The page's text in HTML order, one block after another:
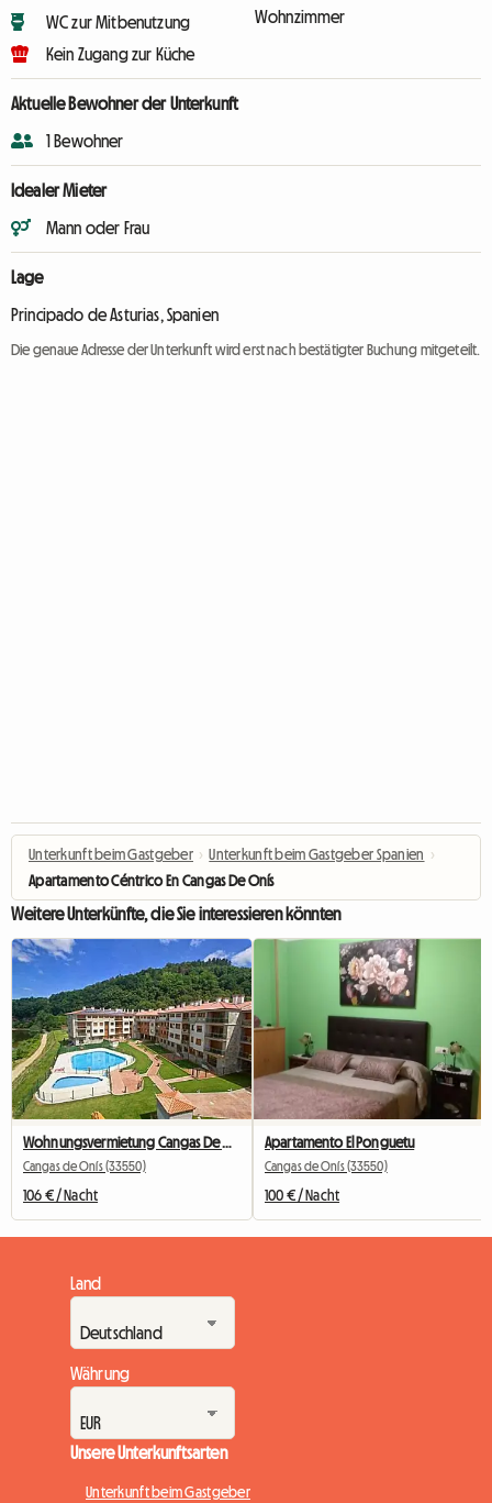
WC zur Mitbenutzung
Kein Zugang zur Küche
Wohnzimmer
Aktuelle Bewohner der Unterkunft
1 Bewohner
Idealer Mieter
Mann oder Frau
Lage
Principado de Asturias, Spanien
Die genaue Adresse der Unterkunft wird erst nach bestätigter Buchung mitgeteilt.
Unterkunft beim Gastgeber › Unterkunft beim Gastgeber Spanien ›
Apartamento Céntrico En Cangas De Onís
Weitere Unterkünfte, die Sie interessieren könnten
Cangas de Onís (33550)
106 € / Nacht
Apartamento El Ponguetu
Cangas de Onís (33550)
100 € / Nacht
Land
Währung
Unsere Unterkunftsarten
Unterkunft beim Gastgeber